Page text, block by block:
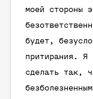
моей стороны
будет,
притирания. Я
сделать так,